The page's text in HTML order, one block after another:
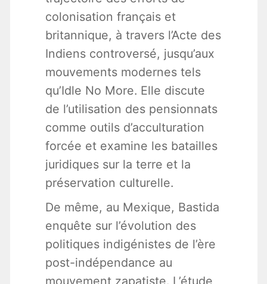
colonisation français et
britannique, à travers l’Acte des
Indiens controversé, jusqu’aux
mouvements modernes tels
qu’Idle No More. Elle discute
de l’utilisation des pensionnats
comme outils d’acculturation
forcée et examine les batailles
juridiques sur la terre et la
préservation culturelle.
De même, au Mexique, Bastida
enquête sur l’évolution des
politiques indigénistes de l’ère
post-indépendance au
mouvement zapatiste. L’étude